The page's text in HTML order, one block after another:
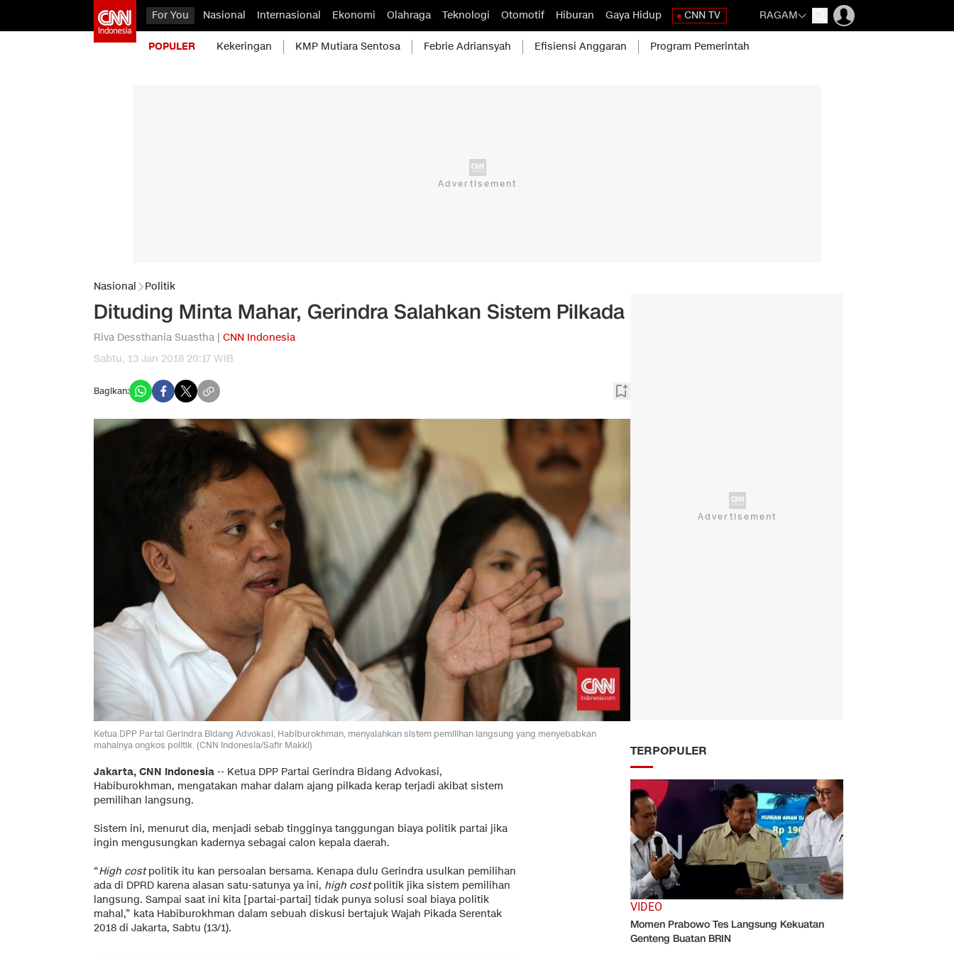
For You Nasional Internasional Ekonomi Olahraga Teknologi Otomotif Hiburan Gaya Hidup CNN TV RAGAM
POPULER Kekeringan KMP Mutiara Sentosa Febrie Adriansyah Efisiensi Anggaran Program Pemerintah
Nasional Politik
Dituding Minta Mahar, Gerindra Salahkan Sistem Pilkada
Riva Dessthania Suastha | CNN Indonesia
Sabtu, 13 Jan 2018 20:17 WIB
Bagikan:
Ketua DPP Partai Gerindra Bidang Advokasi, Habiburokhman, menyalahkan sistem pemilihan langsung yang menyebabkan
mahalnya ongkos politik. (CNN Indonesia/Safir Makki)
Jakarta, CNN Indonesia -- Ketua DPP Partai Gerindra Bidang Advokasi,
Habiburokhman, mengatakan mahar dalam ajang pilkada kerap terjadi akibat sistem
pemilihan langsung.
Sistem ini, menurut dia, menjadi sebab tingginya tanggungan biaya politik partai jika
ingin mengusungkan kadernya sebagai calon kepala daerah.
“High costpolitik itu kan persoalan bersama. Kenapa dulu Gerindra usulkan pemilihan
ada di DPRD karena alasan satu-satunya ya ini, high costpolitik jika sistem pemilihan
langsung. Sampai saat ini kita [partai-partai] tidak punya solusi soal biaya politik
mahal,” kata Habiburokhman dalam sebuah diskusi bertajuk Wajah Pikada Serentak
2018 di Jakarta, Sabtu (13/1).
TERPOPULER
VIDEO
Momen Prabowo Tes Langsung Kekuatan
Genteng Buatan BRIN